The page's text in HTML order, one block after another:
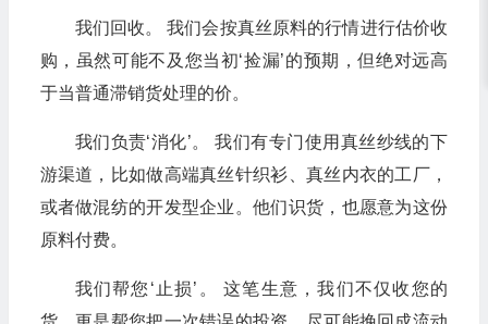
我们回收。 我们会按真丝原料的行情进行估价收
购，虽然可能不及您当初‘捡漏’的预期，但绝对远高
于当普通滞销货处理的价。
我们负责‘消化’。 我们有专门使用真丝纱线的下
游渠道，比如做高端真丝针织衫、真丝内衣的工厂，
或者做混纺的开发型企业。他们识货，也愿意为这份
原料付费。
我们帮您‘止损’。 这笔生意，我们不仅收您的